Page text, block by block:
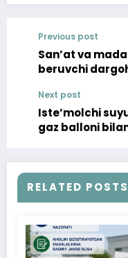
Previous post
San’at va
beruvchi
Next post
Iste’molchi
gaz balloni
RELATED POSTS